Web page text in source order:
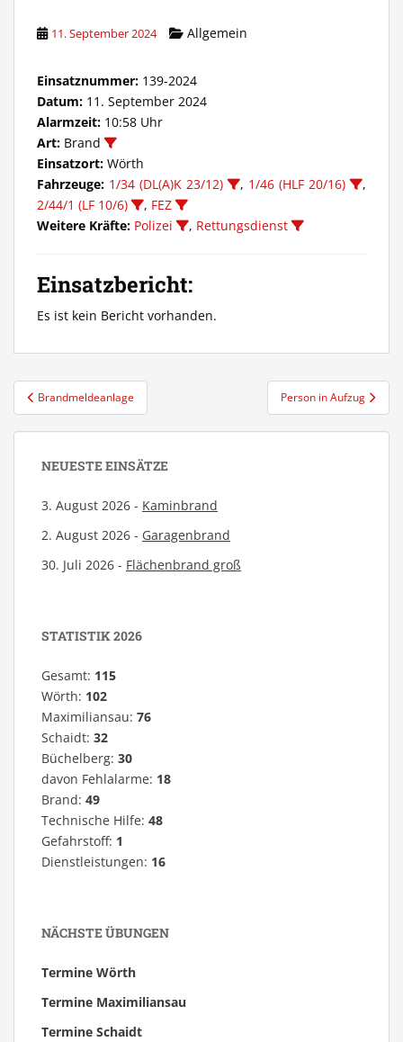
11. September 2024 Allgemein
Einsatznummer: 139-2024
Datum: 11. September 2024
Alarmzeit: 10:58 Uhr
Art: Brand
Einsatzort: Wörth
Fahrzeuge: 1/34 (DL(A)K 23/12) , 1/46 (HLF 20/16)
,
2/44/1 (LF 10/6)
, FEZ
Weitere Kräfte: Polizei , Rettungsdienst
Einsatzbericht:
Es ist kein Bericht vorhanden.
Beitragsnavigation
Brandmeldeanlage Person in Aufzug
NEUESTE EINSÄTZE
3. August 2026 - Kaminbrand
2. August 2026 - Garagenbrand
30. Juli 2026 - Flächenbrand groß
STATISTIK 2026
Gesamt: 115
Wörth: 102
Maximiliansau: 76
Schaidt: 32
Büchelberg: 30
davon Fehlalarme: 18
Brand: 49
Technische Hilfe: 48
Gefahrstoff: 1
Dienstleistungen: 16
NÄCHSTE ÜBUNGEN
Termine Wörth
Termine Maximiliansau
Termine Schaidt